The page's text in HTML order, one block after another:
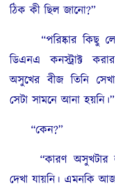
ঠিক কী ছিল জানো?”
“পরিষ্কার কিছু
ডিএনএ কনস্ট্রাক্ট
অসুখের বীজ তিনি
সেটা সামনে আনা হয়নি।”
“কেন?”
“কারণ অসুখটার
দেখা যায়নি। এমনকি